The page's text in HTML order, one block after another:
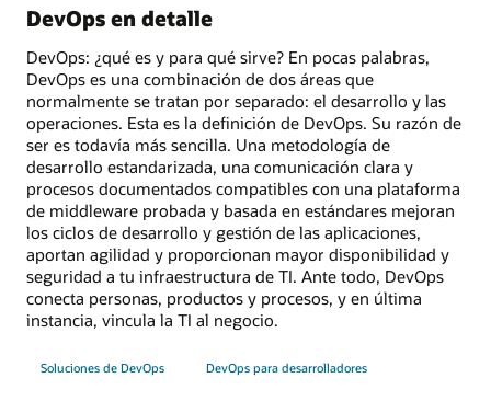
DevOps en detalle
DevOps: ¿qué es y para qué sirve? En pocas palabras,
DevOps es una combinación de dos áreas que
normalmente se tratan por separado: el desarrollo y las
operaciones. Esta es la definición de DevOps. Su razón de
ser es todavía más sencilla. Una metodología de
desarrollo estandarizada, una comunicación clara y
procesos documentados compatibles con una plataforma
de middleware probada y basada en estándares mejoran
los ciclos de desarrollo y gestión de las aplicaciones,
aportan agilidad y proporcionan mayor disponibilidad y
seguridad a tu infraestructura de TI. Ante todo, DevOps
conecta personas, productos y procesos, y en última
instancia, vincula la TI al negocio.
Soluciones de DevOps DevOps para desarrolladores